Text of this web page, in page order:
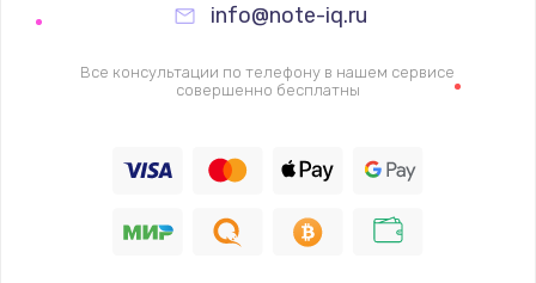
info@note-iq.ru
Все консультации по телефону в нашем сервисе
совершенно бесплатны